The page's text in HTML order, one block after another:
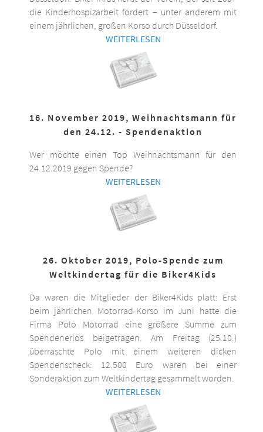
die Kinderhospizarbeit fördert – unter anderem mit
einem jährlichen, großen Korso durch Düsseldorf.
WEITERLESEN
16. November 2019, Weihnachtsmann für
den 24.12. - Spendenaktion
Wer möchte einen Top Weihnachtsmann für den
24.12.2019 gegen Spende?
WEITERLESEN
26. Oktober 2019, Polo-Spende zum
Weltkindertag für die Biker4Kids
Da waren die Mitglieder der Biker4Kids platt: Erst
beim jährlichen Motorrad-Korso im Juni hatte die
Firma Polo Motorrad eine größere Summe zum
Spendenerlös beigetragen. Am Freitag (25.10.)
überraschte Polo mit einem weiteren dicken
Spendenscheck: 12.500 Euro waren bei einer
Sonderaktion zum Weltkindertag gesammelt worden.
WEITERLESEN